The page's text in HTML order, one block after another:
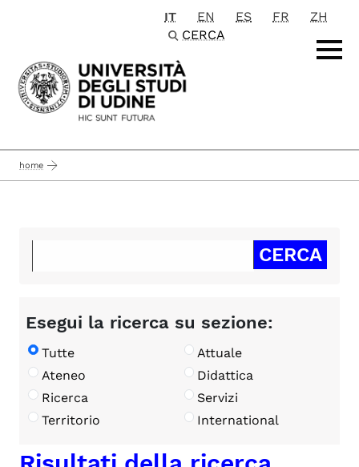
Passa al contenuto principale
IT EN ES FR
ZH
CERCA
home
Esegui la ricerca su sezione:
Tutte
Attuale
Ateneo
Didattica
Ricerca
Servizi
Territorio
International